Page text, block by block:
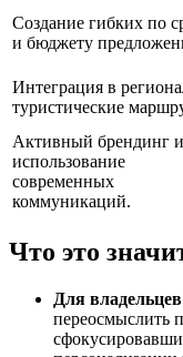
Создание гибких по
и бюджету
Интеграция в
туристические
Активный брендинг и
использование
современных
коммуникаций.
Что это
Для
переосмыслить